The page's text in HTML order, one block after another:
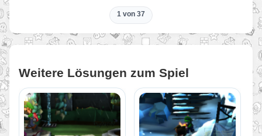
1 von 37
Weitere Lösungen zum Spiel